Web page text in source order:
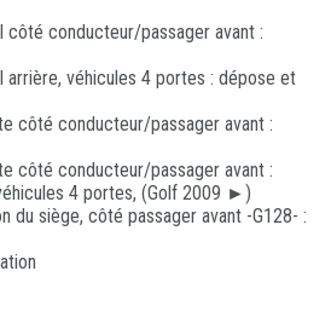
côté conducteur/passager avant :
arrière, véhicules 4 portes : dépose et
côté conducteur/passager avant :
côté conducteur/passager avant :
4 portes, (Golf 2009 ►)
du siège, côté passager avant -G128- :